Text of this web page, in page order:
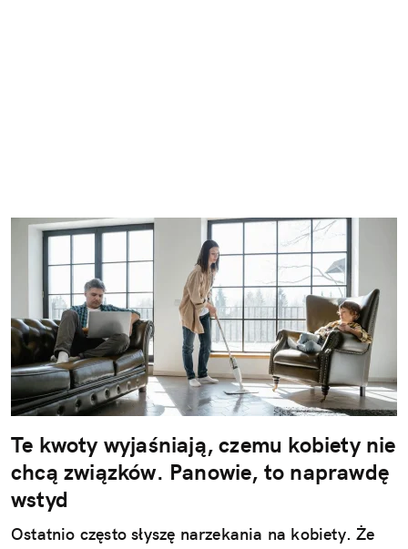
Te kwoty wyjaśniają, czemu kobiety nie
chcą związków. Panowie, to naprawdę
wstyd
Ostatnio często słyszę narzekania na kobiety. Że